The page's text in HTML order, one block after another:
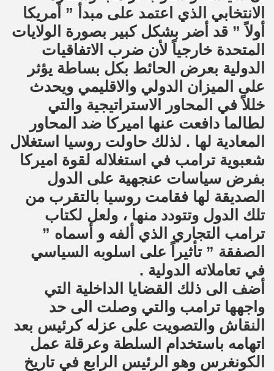
الانتخابي الذي اعتمد على مبدأ ” أمريكا
أولاً ” قد أضر بشكل كبير بصورة الولايات
المتحدة خارجياً لأن ضرب الاتفاقيات
الدولية بعرض الحائط بكل بساطة يؤثر
على الميزان الدولي والاقليمي ويحدث
خللاً في المحاور الاستراتيجية والتي
لطالما دافعت عنها اميركا ضد المحاور
المعادية لها . لذلك حاولت روسيا استغلال
شعبوية ترامب في استغلاله لقوة اميركا
بفرض سياسات عنجهية على الدول
الصديقة لها فقامت روسيا بالتقرب من
تلك الدول وتتودد منها ، ولعل لكتاب
ترامب التجاري الذي ألفه و أسماه ”
الصفقة ” تأثيراً على اسلوبه السياسي
في تعاملاته الدولية .
أضف الى ذلك القضايا الداخلية التي
واجهها ترامب والتي وصلت الى حد
النقاش والتصويت على عزله كرئيس بعد
اتهامه باستخدام السلطة وعرقلة عمل
الكونغرس وهو الرئيس الرابع في تاريخ